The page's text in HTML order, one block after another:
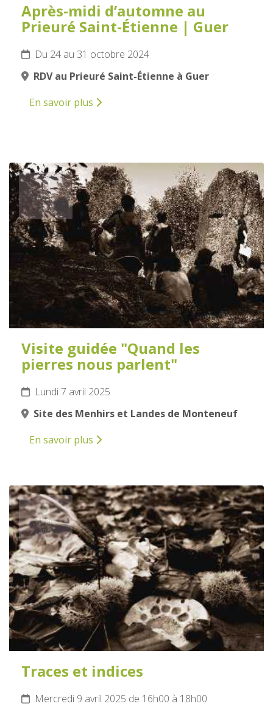
Après-midi d’automne au
Prieuré Saint-Étienne | Guer
Du 24 au 31 octobre 2024
RDV au Prieuré Saint-Étienne à Guer
En savoir plus
7
AVRIL
2025
Visite guidée "Quand les
pierres nous parlent"
Lundi 7 avril 2025
Site des Menhirs et Landes de Monteneuf
En savoir plus
9
AVRIL
2025
Traces et indices
Mercredi 9 avril 2025 de 16h00 à 18h00